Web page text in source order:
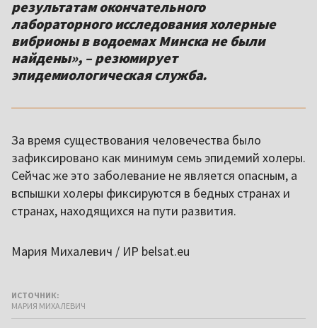
результатам окончательного
лабораторного исследования холерные
вибрионы в водоемах Минска не были
найдены», – резюмирует
эпидемиологическая служба.
За время существования человечества было
зафиксировано как минимум семь эпидемий холеры.
Сейчас же это заболевание не является опасным, а
вспышки холеры фиксируются в бедных странах и
странах, находящихся на пути развития.
Мария Михалевич / ИР belsat.eu
ИСТОЧНИК:
МАРИЯ МИХАЛЕВИЧ